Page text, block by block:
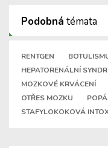
Podobná témata
RENTGEN
HEPATORENÁLNÍ
MOZKOVÉ KRVÁCENÍ
OTŘES MOZKU
STAFYLOKOKOVÁ